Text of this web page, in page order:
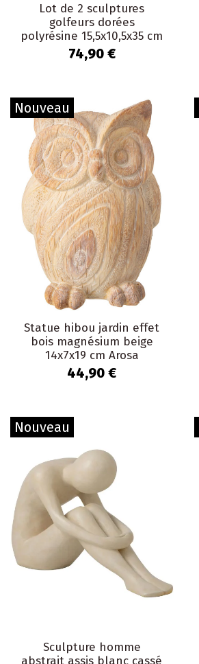
Lot de 2 sculptures
golfeurs dorées
polyrésine 15,5x10,5x35 cm
Dornoch
74,90 €
Nouveau
Statue hibou jardin effet
bois magnésium beige
14x7x19 cm Arosa
44,90 €
Nouveau
Sculpture homme